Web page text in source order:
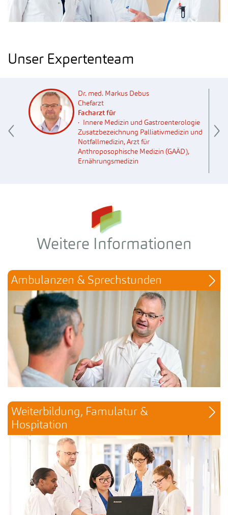
Unser Expertenteam
Dr. med. Markus Debus
Chefarzt
Facharzt für
Innere Medizin und Gastroenterologie
Zusatzbezeichnung Palliativmedizin und
Notfallmedizin, Arzt für
Anthroposophische Medizin (GAÄD),
Ernährungsmedizin
Weitere Informationen
Ambulanzen & Sprechstunden
Weiterbildung, Famulatur &
Hospitation